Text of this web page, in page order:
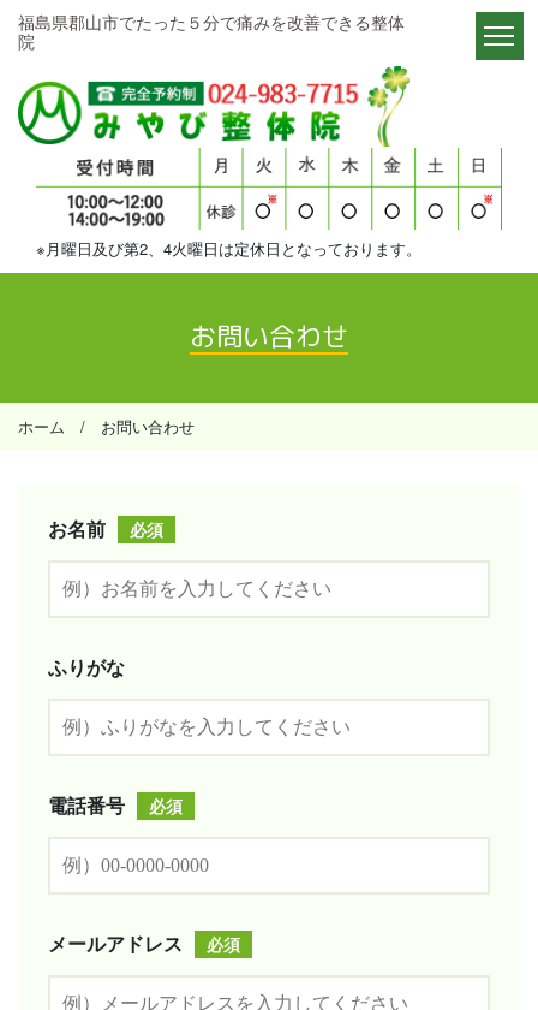
福島県郡山市でたった５分で痛みを改善できる整体
院​​​​​​​
※月曜日及び第2、4火曜日は定休日となっております。
お問い合わせ
ホーム / お問い合わせ
お名前 必須
ふりがな
電話番号 必須
メールアドレス 必須